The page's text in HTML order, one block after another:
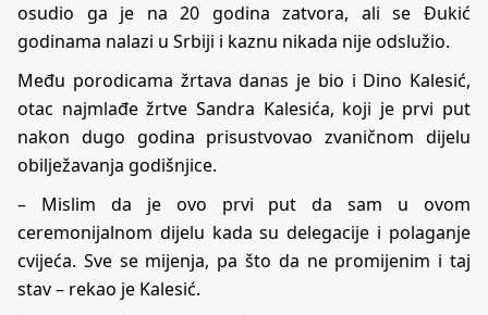
osudio ga je na 20 godina zatvora, ali se Đukić
godinama nalazi u Srbiji i kaznu nikada nije odslužio.
Među porodicama žrtava danas je bio i Dino Kalesić,
otac najmlađe žrtve Sandra Kalesića, koji je prvi put
nakon dugo godina prisustvovao zvaničnom dijelu
obilježavanja godišnjice.
– Mislim da je ovo prvi put da sam u ovom
ceremonijalnom dijelu kada su delegacije i polaganje
cvijeća. Sve se mijenja, pa što da ne promijenim i taj
stav – rekao je Kalesić.